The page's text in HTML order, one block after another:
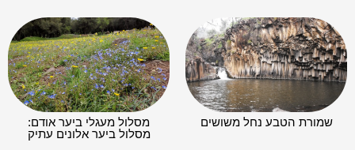
שמורת הטבע נחל משושים
מסלול מעגלי ביער אודם:
מסלול ביער אלונים עתיק